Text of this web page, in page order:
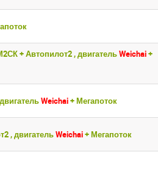
+ Автопилот2 , двигательWeichai+
Weichai+ Мегапоток
, двигательWeichai+ Мегапоток